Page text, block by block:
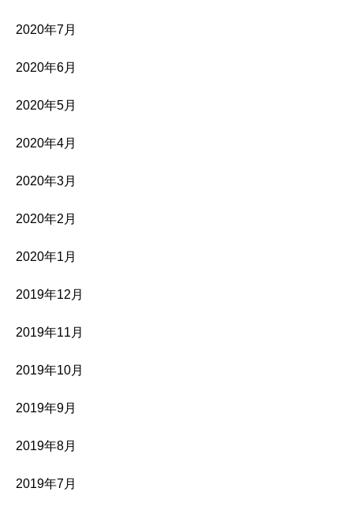
2020年7月
2020年6月
2020年5月
2020年4月
2020年3月
2020年2月
2020年1月
2019年12月
2019年11月
2019年10月
2019年9月
2019年8月
2019年7月